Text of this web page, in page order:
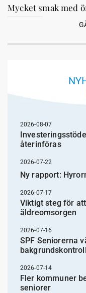
Mycket smak med
2026-08-07
återinföras
2026-07-22
Ny rapport:
2026-07-17
Viktigt steg för
äldreomsorgen
2026-07-16
SPF Seniorerna
2026-07-14
Fler kommuner
seniorer